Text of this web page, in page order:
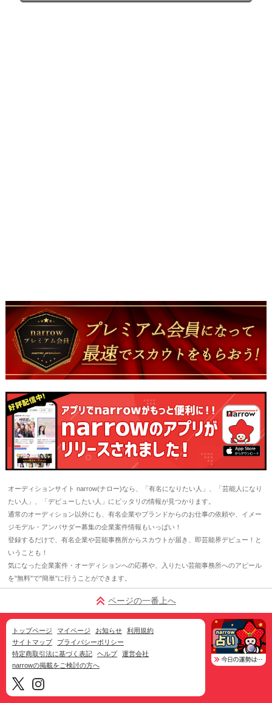
オーディションサイト narrow(ナロー)なら、「有名になりたい人」、「芸能人になり
たい人」、「デビューしたい人」にピッタリの情報が見つかります。
通常のオーディション以外にも、有名企業やブランドからのお仕事の依頼や、イメー
ジモデル・アンバサダー募集の企業案件情報もいっぱい！
登録するだけで、有名企業や芸能事務所からスカウトが届き、即芸能界デビュー！と
いうことも！
気になった企業案件・オーディションへの応募や、入りたい芸能事務所へのアピール
を"無料"で"簡単"に行うことができます。
ページの一番上へ
トップページ マイページ お知らせ
利用規約
サイトマップ
プライバシーポリシー
特定商取引法に基づく表記
ヘルプ
運営会社
narrowの掲載をご検討の方へ